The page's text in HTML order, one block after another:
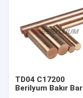
TD04 C17200
Berilyum Bakır Bar